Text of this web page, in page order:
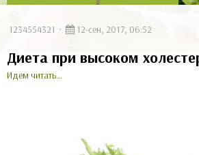
1234554321 12-сен, 2017, 06:52
Диета при высоком
Идем читать...